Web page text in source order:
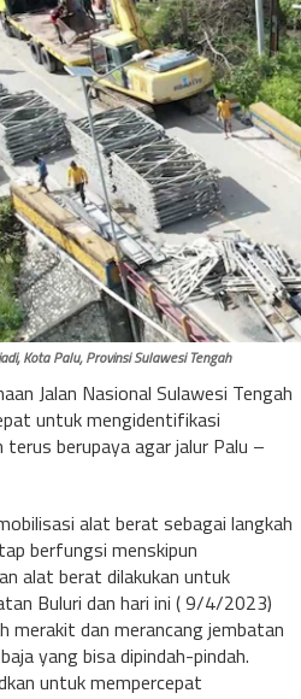
Kota Palu, Provinsi Sulawesi Tengah
Jalan Nasional Sulawesi Tengah
untuk mengidentifikasi
berupaya agar jalur Palu –
alat berat sebagai langkah
berfungsi menskipun
alat berat dilakukan untuk
Buluri dan hari ini ( 9/4/2023)
merakit dan merancang jembatan
yang bisa dipindah-pindah.
untuk mempercepat